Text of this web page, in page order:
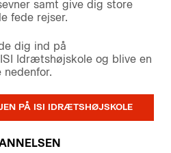
samt give dig store
fede rejser.
dig ind på
Idrætshøjskole og blive en
PÅ ISI IDRÆTSHØJSKOLE